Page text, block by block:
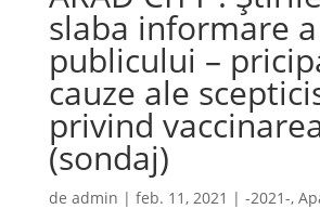
slaba informare a
publicului –
cauze ale
privind
(sondaj)
de admin | feb. 11, 2021 | -2021-,